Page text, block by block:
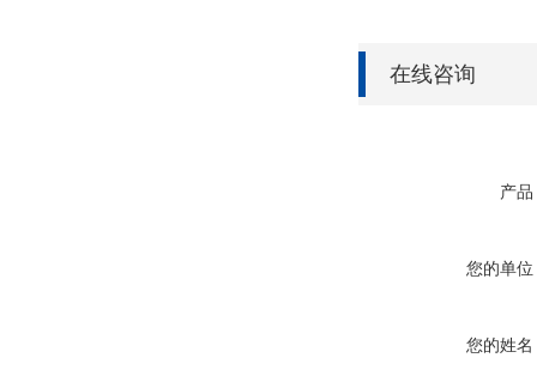
在线咨询
产品
您的单位
您的姓名